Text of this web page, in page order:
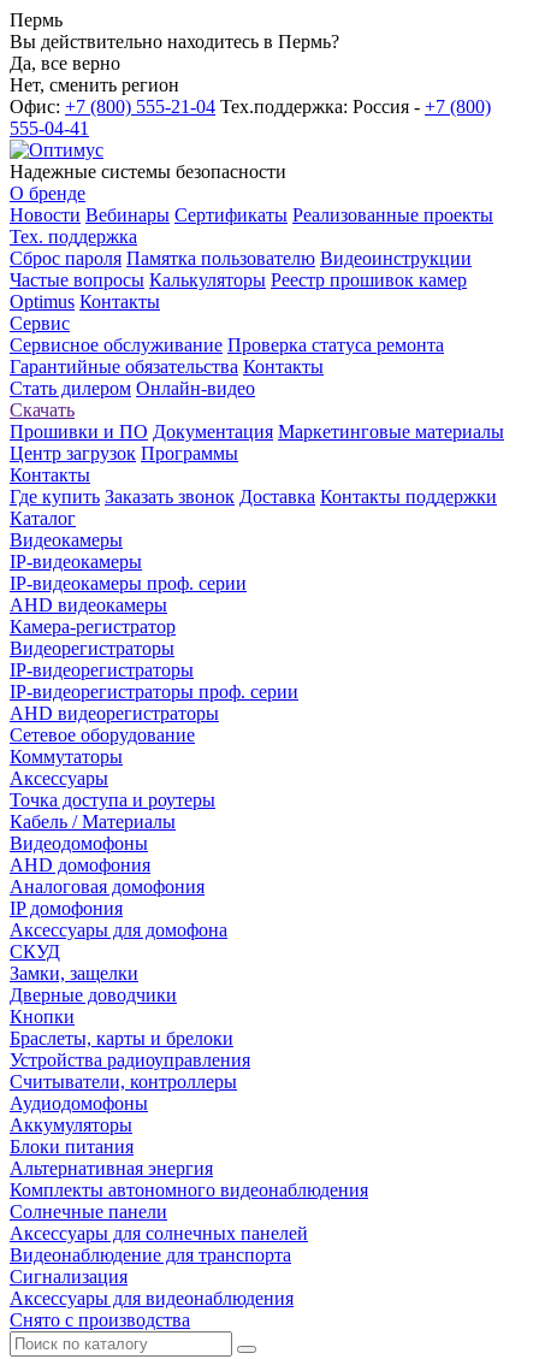
Пермь
Вы действительно находитесь в Пермь?
Да, все верно
Нет, сменить регион
Офис: +7 (800) 555-21-04 Тех.поддержка: Россия - +7 (800)
555-04-41
Надежные системы безопасности
О бренде
Новости Вебинары Сертификаты Реализованные проекты
Тех. поддержка
Сброс пароля Памятка пользователю Видеоинструкции
Частые вопросы Калькуляторы Реестр прошивок камер
Optimus Контакты
Сервис
Сервисное обслуживание Проверка статуса ремонта
Гарантийные обязательства Контакты
Стать дилером Онлайн-видео
Скачать
Прошивки и ПО Документация Маркетинговые материалы
Центр загрузок Программы
Контакты
Где купить Заказать звонок Доставка Контакты поддержки
Каталог
Видеокамеры
IP-видеокамеры
IP-видеокамеры проф. серии
AHD видеокамеры
Камера-регистратор
Видеорегистраторы
IP-видеорегистраторы
IP-видеорегистраторы проф. серии
AHD видеорегистраторы
Сетевое оборудование
Коммутаторы
Аксессуары
Точка доступа и роутеры
Кабель / Материалы
Видеодомофоны
AHD домофония
Аналоговая домофония
IP домофония
Аксессуары для домофона
СКУД
Замки, защелки
Дверные доводчики
Кнопки
Браслеты, карты и брелоки
Устройства радиоуправления
Считыватели, контроллеры
Аудиодомофоны
Аккумуляторы
Блоки питания
Альтернативная энергия
Комплекты автономного видеонаблюдения
Солнечные панели
Аксессуары для солнечных панелей
Видеонаблюдение для транспорта
Сигнализация
Аксессуары для видеонаблюдения
Снято с производства